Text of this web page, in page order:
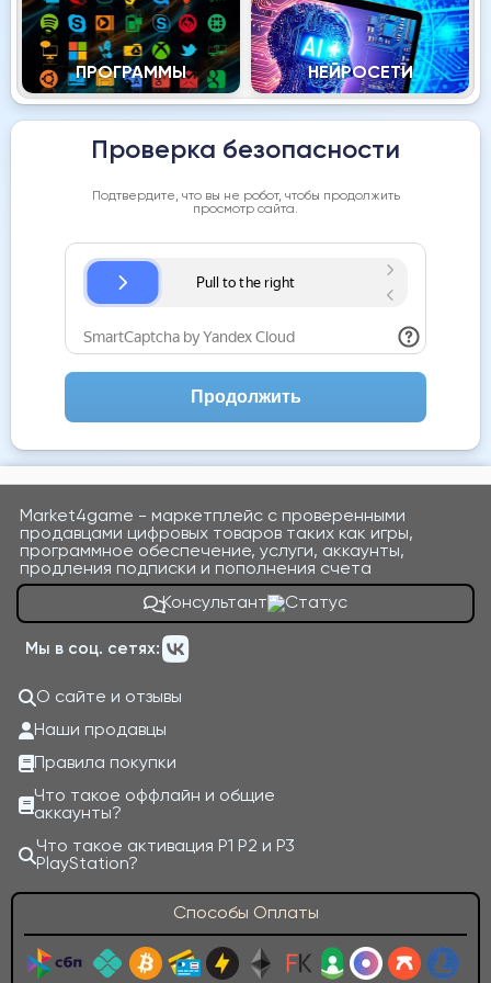
ПРОГРАММЫ НЕЙРОСЕТИ
Проверка безопасности
Подтвердите, что вы не робот, чтобы продолжить
просмотр сайта.
Продолжить
Market4game - маркетплейс с проверенными
продавцами цифровых товаров таких как игры,
программное обеспечение, услуги, аккаунты,
продления подписки и пополнения счета
Консультант
Мы в соц. сетях:
О сайте и отзывы
Наши продавцы
Правила покупки
Что такое оффлайн и общие
аккаунты?
Что такое активация P1 P2 и P3
PlayStation?
Способы Оплаты